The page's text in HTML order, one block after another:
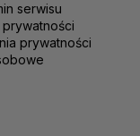
serwisu
prywatności